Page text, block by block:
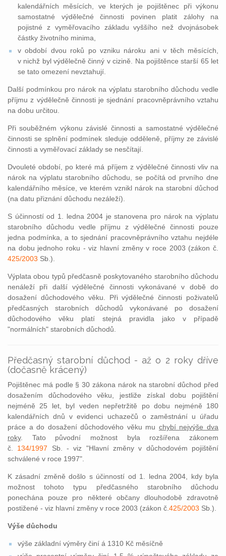
kalendářních měsících, ve kterých je pojištěnec při výkonu
samostatné výdělečné činnosti povinen platit zálohy na
pojistné z vyměřovacího základu vyššího než dvojnásobek
částky životního minima,
v období dvou roků po vzniku nároku ani v těch měsících,
v nichž byl výdělečně činný v cizině. Na pojištěnce starší 65 let
se tato omezení nevztahují.
Další podmínkou pro nárok na výplatu starobního důchodu vedle
příjmu z výdělečně činnosti je sjednání pracovněprávního vztahu
na dobu určitou.
Při souběžném výkonu závislé činnosti a samostatné výdělečné
činnosti se splnění podmínek sleduje odděleně, příjmy ze závislé
činnosti a vyměřovací základy se nesčítají.
Dvouleté období, po které má příjem z výdělečné činnosti vliv na
nárok na výplatu starobního důchodu, se počítá od prvního dne
kalendářního měsíce, ve kterém vznikl nárok na starobní důchod
(na datu přiznání důchodu nezáleží).
S účinností od 1. ledna 2004 je stanovena pro nárok na výplatu
starobního důchodu vedle příjmu z výdělečné činnosti pouze
jedna podmínka, a to sjednání pracovněprávního vztahu nejdéle
na dobu jednoho roku - viz hlavní změny v roce 2003 (zákon č.
425/2003 Sb.).
Výplata obou typů předčasně poskytovaného starobního důchodu
nenáleží při další výdělečné činnosti vykonávané v době do
dosažení důchodového věku. Při výdělečné činnosti poživatelů
předčasných starobních důchodů vykonávané po dosažení
důchodového věku platí stejná pravidla jako v případě
"normálních" starobních důchodů.
Předčasný starobní důchod - až o 2 roky dříve
(dočasně krácený)
Pojištěnec má podle § 30 zákona nárok na starobní důchod před
dosažením důchodového věku, jestliže získal dobu pojištění
nejméně 25 let, byl veden nepřetržitě po dobu nejméně 180
kalendářních dnů v evidenci uchazečů o zaměstnání u úřadu
práce a do dosažení důchodového věku mu chybí nejvýše dva
roky. Tato původní možnost byla rozšířena zákonem
č. 134/1997 Sb. - viz "Hlavní změny v důchodovém pojištění
schválené v roce 1997".
K zásadní změně došlo s účinností od 1. ledna 2004, kdy byla
možnost tohoto typu předčasného starobního důchodu
ponechána pouze pro některé občany dlouhodobě zdravotně
postižené - viz hlavní změny v roce 2003 (zákon č. 425/2003 Sb.).
Výše důchodu
výše základní výměry činí á 1310 Kč měsíčně